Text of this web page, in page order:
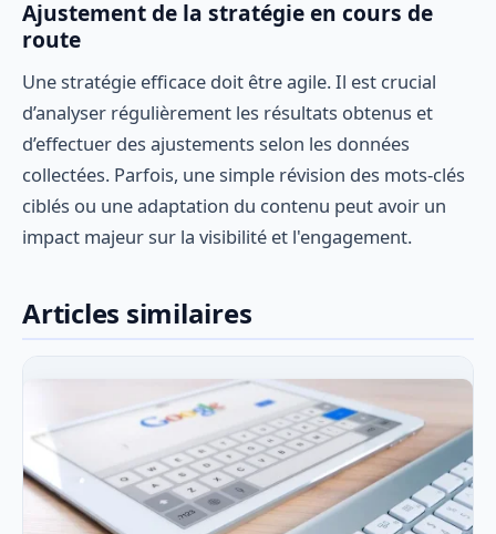
Ajustement de la stratégie en cours de
route
Une stratégie efficace doit être agile. Il est crucial
d’analyser régulièrement les résultats obtenus et
d’effectuer des ajustements selon les données
collectées. Parfois, une simple révision des mots-clés
ciblés ou une adaptation du contenu peut avoir un
impact majeur sur la visibilité et l'engagement.
Articles similaires